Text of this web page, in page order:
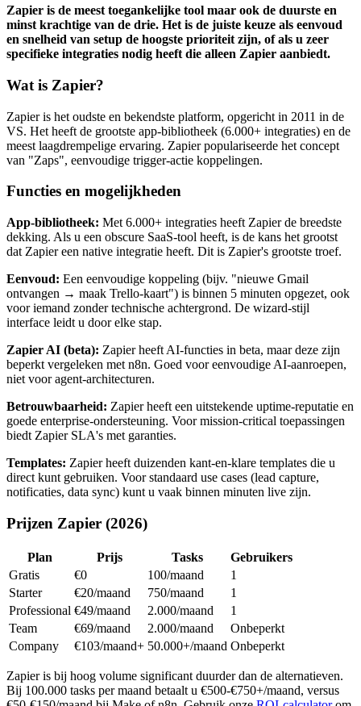
Zapier is de meest toegankelijke tool maar ook de duurste en
minst krachtige van de drie. Het is de juiste keuze als eenvoud
en snelheid van setup de hoogste prioriteit zijn, of als u zeer
specifieke integraties nodig heeft die alleen Zapier aanbiedt.
Wat is Zapier?
Zapier is het oudste en bekendste platform, opgericht in 2011 in de
VS. Het heeft de grootste app-bibliotheek (6.000+ integraties) en de
meest laagdrempelige ervaring. Zapier populariseerde het concept
van "Zaps", eenvoudige trigger-actie koppelingen.
Functies en mogelijkheden
App-bibliotheek: Met 6.000+ integraties heeft Zapier de breedste
dekking. Als u een obscure SaaS-tool heeft, is de kans het grootst
dat Zapier een native integratie heeft. Dit is Zapier's grootste troef.
Eenvoud: Een eenvoudige koppeling (bijv. "nieuwe Gmail
ontvangen → maak Trello-kaart") is binnen 5 minuten opgezet, ook
voor iemand zonder technische achtergrond. De wizard-stijl
interface leidt u door elke stap.
Zapier AI (beta): Zapier heeft AI-functies in beta, maar deze zijn
beperkt vergeleken met n8n. Goed voor eenvoudige AI-aanroepen,
niet voor agent-architecturen.
Betrouwbaarheid: Zapier heeft een uitstekende uptime-reputatie en
goede enterprise-ondersteuning. Voor mission-critical toepassingen
biedt Zapier SLA's met garanties.
Templates: Zapier heeft duizenden kant-en-klare templates die u
direct kunt gebruiken. Voor standaard use cases (lead capture,
notificaties, data sync) kunt u vaak binnen minuten live zijn.
Prijzen Zapier (2026)
Plan Prijs Tasks
Gebruikers
Gratis
€0 100/maand
1
Starter
€20/maand 750/maand
1
Professional €49/maand 2.000/maand
1
Team
€69/maand 2.000/maand
Onbeperkt
Company
€103/maand+ 50.000+/maand Onbeperkt
Zapier is bij hoog volume significant duurder dan de alternatieven.
Bij 100.000 tasks per maand betaalt u €500-€750+/maand, versus